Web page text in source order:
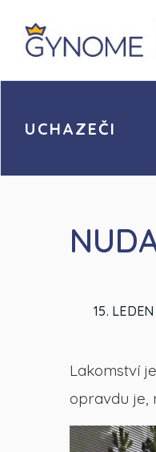
UCHAZEČI
15.
Lakomství
opravdu je,